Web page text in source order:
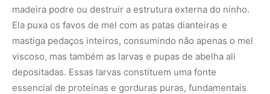
madeira podre ou destruir a estrutura externa do ninho.
Ela puxa os favos de mel com as patas dianteiras e
mastiga pedaços inteiros, consumindo não apenas o mel
viscoso, mas também as larvas e pupas de abelha ali
depositadas. Essas larvas constituem uma fonte
essencial de proteínas e gorduras puras, fundamentais